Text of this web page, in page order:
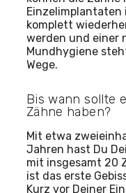
Einzelimplantaten
komplett
werden und einer
Mundhygiene
Wege.
Bis wann sollte
Zähne haben?
Mit etwa
Jahren hast Du
mit insgesamt 20
ist das erste
Kurz vor Deiner